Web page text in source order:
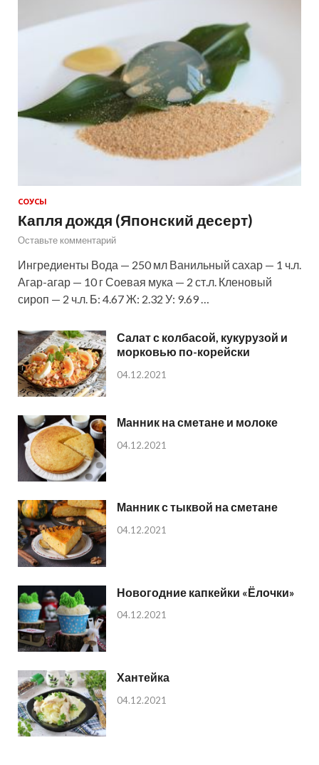
СОУСЫ
Капля дождя (Японский десерт)
Оставьте комментарий
Ингредиенты Вода — 250 мл Ванильный сахар — 1 ч.л.
Агар-агар — 10 г Соевая мука — 2 ст.л. Кленовый
сироп — 2 ч.л. Б: 4.67 Ж: 2.32 У: 9.69 …
Салат с колбасой, кукурузой и
морковью по-корейски
04.12.2021
Манник на сметане и молоке
04.12.2021
Манник с тыквой на сметане
04.12.2021
Новогодние капкейки «Ёлочки»
04.12.2021
Хантейка
04.12.2021